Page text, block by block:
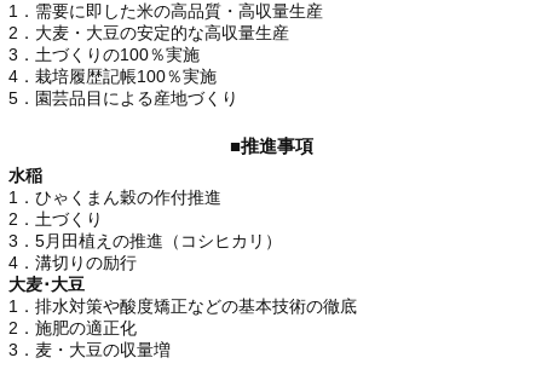
1．需要に即した米の高品質・高収量生産
2．大麦・大豆の安定的な高収量生産
3．土づくりの100％実施
4．栽培履歴記帳100％実施
5．園芸品目による産地づくり
■推進事項
水稲
1．ひゃくまん穀の作付推進
2．土づくり
3．5月田植えの推進（コシヒカリ）
4．溝切りの励行
大麦･大豆
1．排水対策や酸度矯正などの基本技術の徹底
2．施肥の適正化
3．麦・大豆の収量増